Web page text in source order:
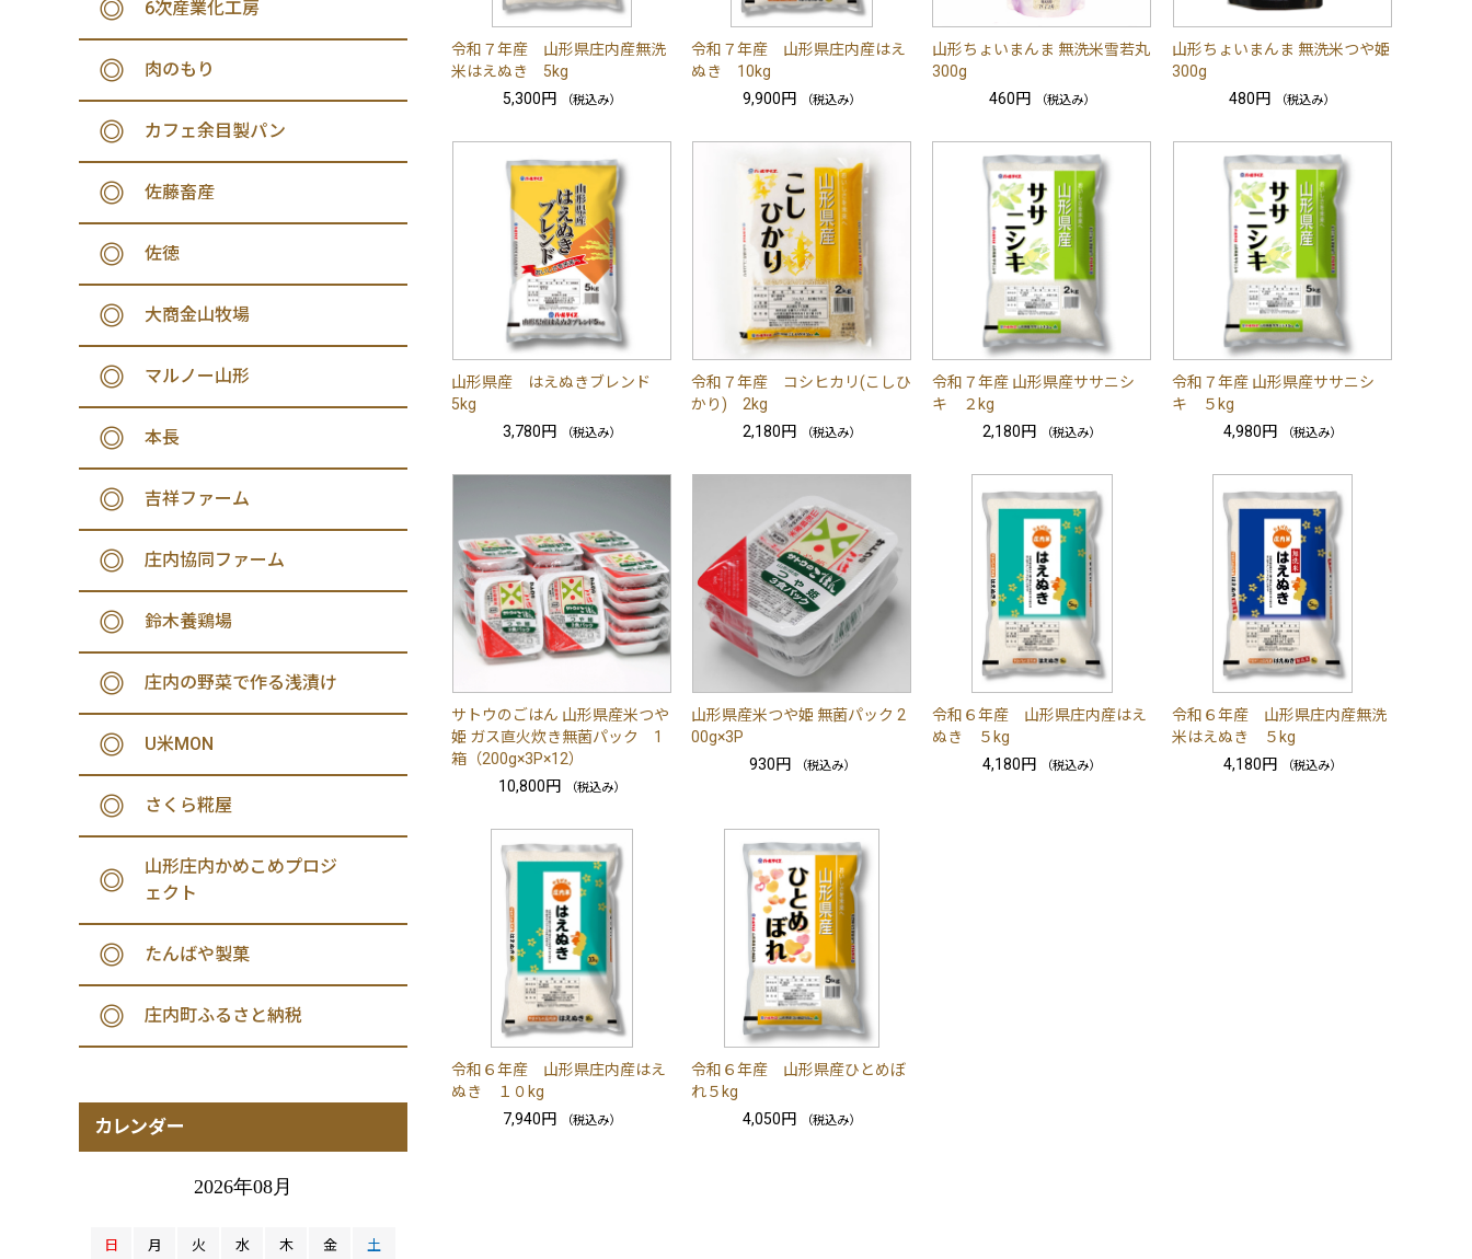
令和７年産 山形県庄内産無洗
米はえぬき 5kg
5,300円
（税込み）
令和７年産 山形県庄内産はえ
ぬき 10kg
9,900円
（税込み）
山形ちょいまんま 無洗米雪若丸
300g
460円
（税込み）
山形ちょいまんま 無洗米つや姫
300g
480円
（税込み）
山形県産 はえぬきブレンド
5kg
3,780円
（税込み）
令和７年産 コシヒカリ(こしひ
かり) 2kg
2,180円
（税込み）
令和７年産 山形県産ササニシ
キ ２kg
2,180円
（税込み）
令和７年産 山形県産ササニシ
キ ５kg
4,980円
（税込み）
サトウのごはん 山形県産米つや
姫 ガス直火炊き無菌パック 1
箱（200g×3P×12）
10,800円
（税込み）
山形県産米つや姫 無菌パック 2
00g×3P
930円
（税込み）
令和６年産 山形県庄内産はえ
ぬき ５kg
4,180円
（税込み）
令和６年産 山形県庄内産無洗
米はえぬき ５kg
4,180円
（税込み）
令和６年産 山形県庄内産はえ
ぬき １０kg
7,940円
（税込み）
令和６年産 山形県産ひとめぼ
れ５kg
4,050円
（税込み）
6次産業化工房
肉のもり
カフェ余目製パン
佐藤畜産
佐徳
大商金山牧場
マルノー山形
本長
吉祥ファーム
庄内協同ファーム
鈴木養鶏場
庄内の野菜で作る浅漬け
U米MON
さくら糀屋
山形庄内かめこめプロジ
ェクト
たんばや製菓
庄内町ふるさと納税
カレンダー
2026年08月
日 月 火 水 木 金 土